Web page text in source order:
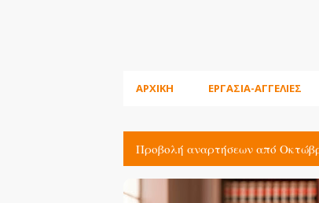
ΑΡΧΙΚΗ ΕΡΓΑΣΙΑ-ΑΓΓΕΛΙΕΣ
Προβολή αναρτήσεων από